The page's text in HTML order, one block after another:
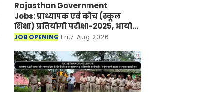
Rajasthan Government
Jobs: प्राध्यापक एवं कोच (स्कूल
शिक्षा) प्रतियोगी परीक्षा-2025, आयोग
ने जारी की हिंदी विषय की विचारित
JOB OPENING Fri,7 Aug 2026